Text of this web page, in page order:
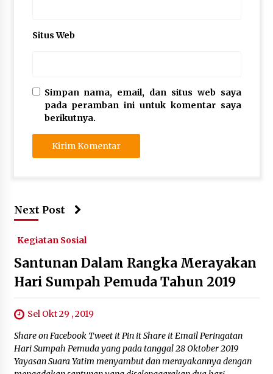
Situs Web
Simpan nama, email, dan situs web saya
pada peramban ini untuk komentar saya
berikutnya.
Next Post
Kegiatan Sosial
Santunan Dalam Rangka Merayakan
Hari Sumpah Pemuda Tahun 2019
Sel Okt 29 , 2019
Share on Facebook Tweet it Pin it Share it Email Peringatan
Hari Sumpah Pemuda yang pada tanggal 28 Oktober 2019
Yayasan Suara Yatim menyambut dan merayakannya dengan